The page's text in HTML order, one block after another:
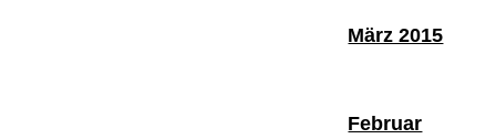
März 2015
Februar